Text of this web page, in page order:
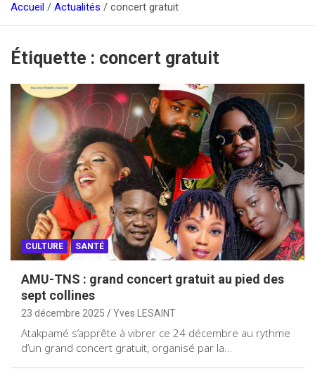
Accueil Actualités concert gratuit
Étiquette : concert gratuit
CULTURE SANTÉ
AMU-TNS : grand concert gratuit au pied des
sept collines
23 décembre 2025 Yves LESAINT
Atakpamé s’apprête à vibrer ce 24 décembre au rythme
d’un grand concert gratuit, organisé par la…